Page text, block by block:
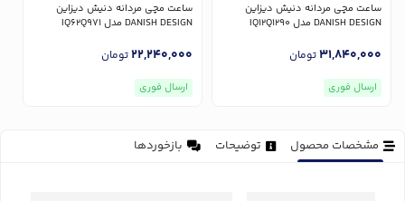
ساعت مچی مردانه دنیش دیزاین
DANISH DESIGN مدل IQ12Q1290
31,840,000تومان
ارسال فوری
ساعت مچی مردانه دنیش دیزاین
DANISH DESIGN مدل IQ62Q971
22,240,000تومان
ارسال فوری
مشخصات محصول توضیحات بازخوردها